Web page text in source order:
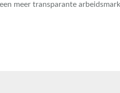
meer transparante